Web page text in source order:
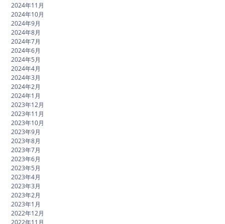
2024年11月
2024年10月
2024年9月
2024年8月
2024年7月
2024年6月
2024年5月
2024年4月
2024年3月
2024年2月
2024年1月
2023年12月
2023年11月
2023年10月
2023年9月
2023年8月
2023年7月
2023年6月
2023年5月
2023年4月
2023年3月
2023年2月
2023年1月
2022年12月
2022年11月